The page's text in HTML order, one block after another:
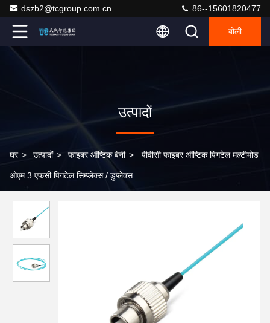
dszb2@tcgroup.com.cn 86--15601820477
बोली
उत्पादों
घर > उत्पादों > फाइबर ऑप्टिक बेनी > पीवीसी फाइबर ऑप्टिक पिगटेल मल्टीमोड
ओएम 3 एफसी पिगटेल सिम्प्लेक्स / डुप्लेक्स